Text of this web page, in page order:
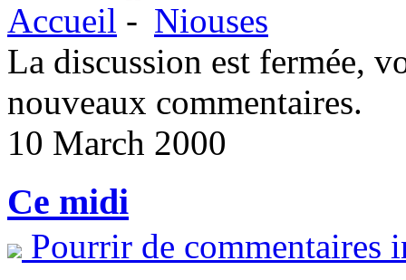
Accueil
Niouses
La discussion est fermée,
nouveaux commentaires.
10 March 2000
Ce midi
Pourrir de commentaires